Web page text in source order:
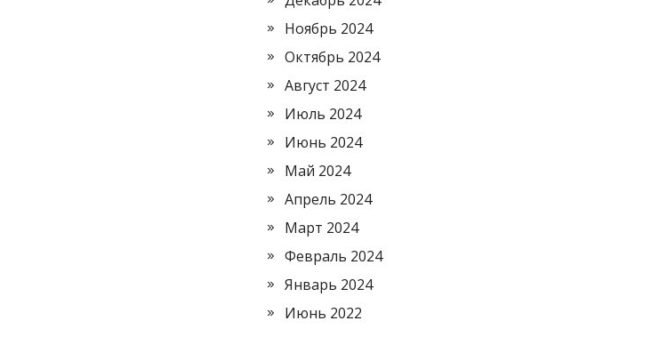
Ноябрь 2024
Октябрь 2024
Август 2024
Июль 2024
Июнь 2024
Май 2024
Апрель 2024
Март 2024
Февраль 2024
Январь 2024
Июнь 2022